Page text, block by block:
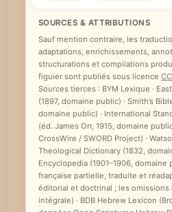
SOURCES & ATTRIBUTIONS
Sauf mention contraire, les
adaptations, enrichissements,
structurations et compilations
figuier sont publiés sous licence
Sources tierces : BYM Lexique ·
(1897, domaine public) · Smith’s
domaine public) · International
(éd. James Orr, 1915, domaine
CrossWire / SWORD Project) ·
Theological Dictionary (1832,
Encyclopedia (1901–1906,
française partielle, traduite et
éditorial et doctrinal ; les omissions
intégrale) · BDB Hebrew Lexicon